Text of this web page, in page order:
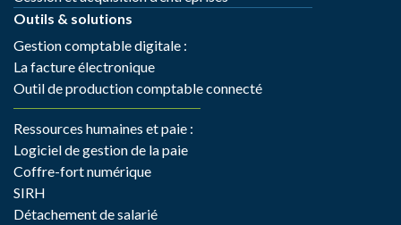
Outils & solutions
Gestion comptable digitale :
La facture électronique
Outil de production comptable connecté
Ressources humaines et paie :
Logiciel de gestion de la paie
Coffre-fort numérique
SIRH
Détachement de salarié